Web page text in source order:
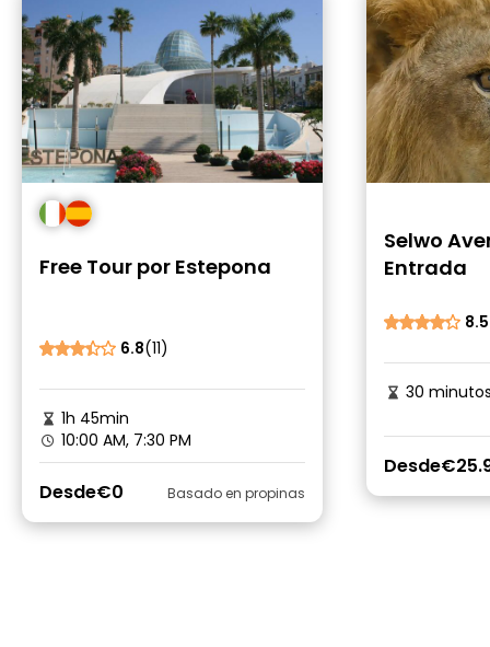
Free Tour por Estepona
6.8(11)
1h 45min
10:00 AM, 7:30 PM
Desde€0 Basado en propinas
Selwo
Entrada
8.5
30
Desde